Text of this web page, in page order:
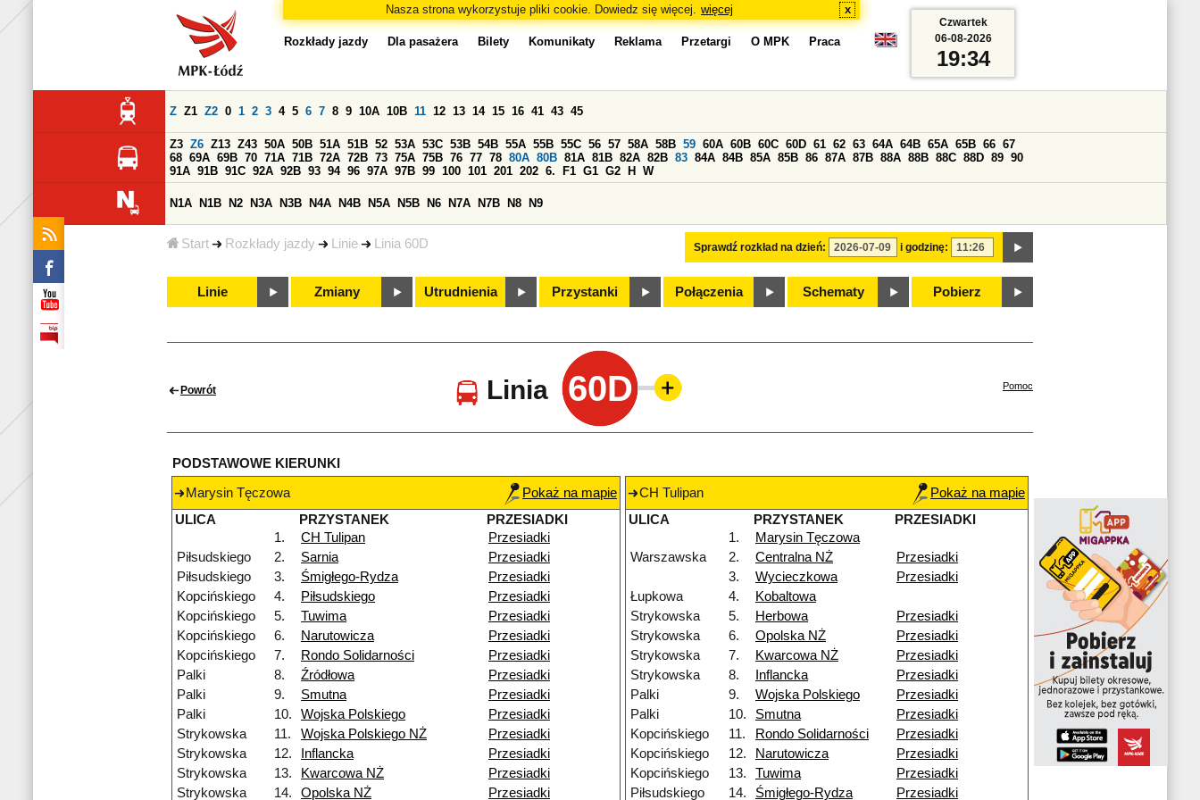
Nasza strona wykorzystuje pliki cookie. Dowiedz się więcej. więcej x
Start Rozkłady jazdy Linie Linia 60D
Rozkłady jazdy Dla pasażera Bilety Komunikaty Reklama Przetargi O MPK Praca
Sprawdź rozkład na dzień: i godzinę:
Z Z1 Z2 0 1 2 3 4 5 6 7 8 9 10A 10B 11 12 13 14 15 16 41 43 45
Z3 Z6 Z13 Z43 50A 50B 51A 51B 52 53A 53C 53B 54B 55A 55B 55C 56 57 58A 58B 59 60A 60B 60C 60D 61 62 63 64A 64B 65A 65B 66 67
68 69A 69B 70 71A 71B 72A 72B 73 75A 75B 76 77 78 80A 80B 81A 81B 82A 82B 83 84A 84B 85A 85B 86 87A 87B 88A 88B 88C 88D 89 90
91A 91B 91C 92A 92B 93 94 96 97A 97B 99 100 101 201 202 6. F1 G1 G2 H W
N1A N1B N2 N3A N3B N4A N4B N5A N5B N6 N7A N7B N8 N9
Linie Zmiany Utrudnienia Przystanki Połączenia Schematy Pobierz
Czwartek
06-08-2026
19:34
Powrót Linia 60D Pomoc
PODSTAWOWE KIERUNKI
Marysin Tęczowa
Pokaż na mapie
ULICA
PRZYSTANEK
PRZESIADKI
1.
CH Tulipan
Przesiadki
Piłsudskiego
2. Sarnia
Przesiadki
Piłsudskiego
3. Śmigłego-Rydza
Przesiadki
Kopcińskiego
4. Piłsudskiego
Przesiadki
Kopcińskiego
5. Tuwima
Przesiadki
Kopcińskiego
6. Narutowicza
Przesiadki
Kopcińskiego
7. Rondo Solidarności
Przesiadki
Palki
8. Źródłowa
Przesiadki
Palki
9. Smutna
Przesiadki
Palki
10. Wojska Polskiego
Przesiadki
Strykowska
11. Wojska Polskiego NŻ
Przesiadki
Strykowska
12. Inflancka
Przesiadki
Strykowska
13. Kwarcowa NŻ
Przesiadki
Strykowska
14. Opolska NŻ Przesiadki
CH Tulipan
Pokaż na mapie
ULICA
PRZYSTANEK
PRZESIADKI
1.
Marysin Tęczowa
Warszawska
2. Centralna NŻ
Przesiadki
3.
Wycieczkowa
Przesiadki
Łupkowa
4.
Kobaltowa
Strykowska
5. Herbowa
Przesiadki
Strykowska
6. Opolska NŻ
Przesiadki
Strykowska
7. Kwarcowa NŻ
Przesiadki
Strykowska
8. Inflancka
Przesiadki
Palki
9. Wojska Polskiego
Przesiadki
Palki
10. Smutna
Przesiadki
Kopcińskiego
11. Rondo Solidarności
Przesiadki
Kopcińskiego
12. Narutowicza
Przesiadki
Kopcińskiego
13. Tuwima
Przesiadki
Piłsudskiego
14. Śmigłego-Rydza Przesiadki